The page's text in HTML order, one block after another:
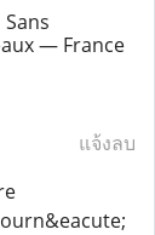
— France
แจ้งลบ